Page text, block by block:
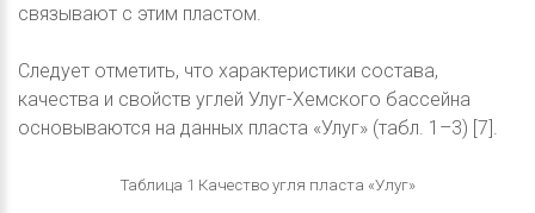
связывают с этим пластом.
Следует отметить, что характеристики состава,
качества и свойств углей Улуг-Хемского бассейна
основываются на данных пласта «Улуг» (табл. 1–3) [7].
Таблица 1 Качество угля пласта «Улуг»